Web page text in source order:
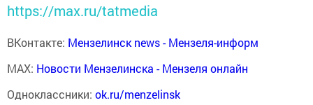
https://max.ru/tatmedia
ВКонтакте: Мензелинск news - Мензеля-информ
MAX: Новости Мензелинска - Мензеля онлайн
Одноклассники: ok.ru/menzelinsk